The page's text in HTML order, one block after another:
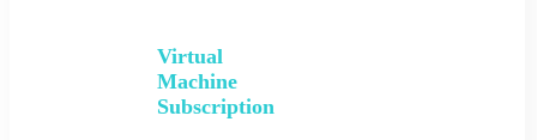
Virtual
Machine
Subscription